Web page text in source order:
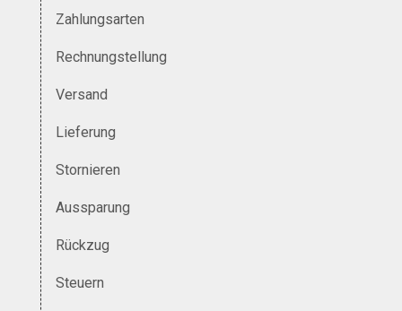
Zahlungsarten
Rechnungstellung
Versand
Lieferung
Stornieren
Aussparung
Rückzug
Steuern